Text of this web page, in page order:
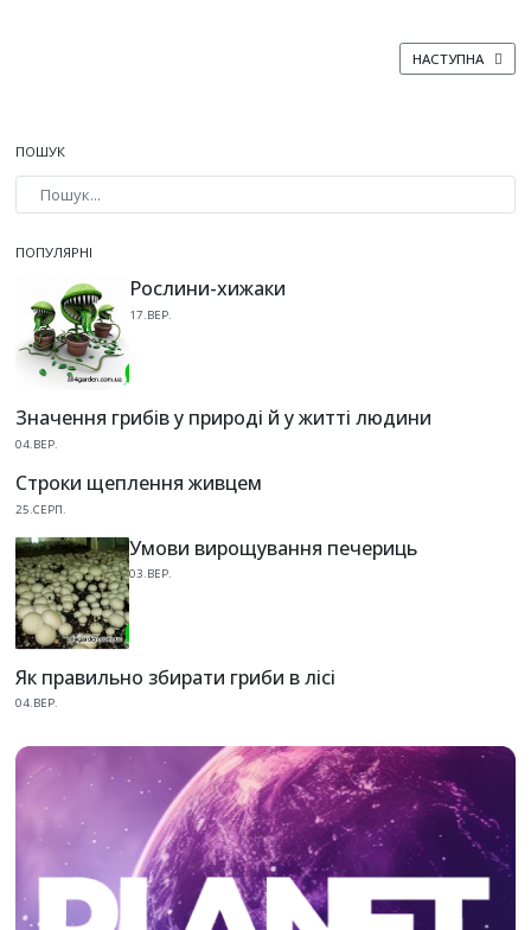
НАСТУПНА
НАСТУПНА
ПОШУК
ПОПУЛЯРНІ
Рослини-хижаки
17.ВЕР.
Значення грибів у природі й у житті людини
04.ВЕР.
Строки щеплення живцем
25.СЕРП.
Умови вирощування печериць
03.ВЕР.
Як правильно збирати гриби в лісі
04.ВЕР.